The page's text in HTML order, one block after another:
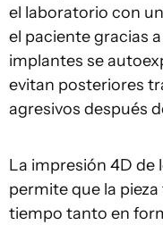
el laboratorio con
el paciente gracias
implantes se
evitan posteriores
agresivos después
La impresión 4D de
permite que la
tiempo tanto en